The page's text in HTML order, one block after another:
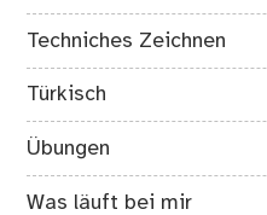
Techniches Zeichnen
Türkisch
Übungen
Was läuft bei mir